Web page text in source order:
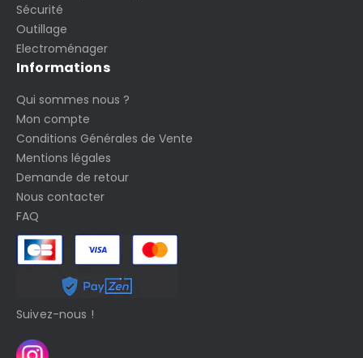
Sécurité
Outillage
Electroménager
Informations
Qui sommes nous ?
Mon compte
Conditions Générales de Vente
Mentions légales
Demande de retour
Nous contacter
FAQ
Suivez-nous !